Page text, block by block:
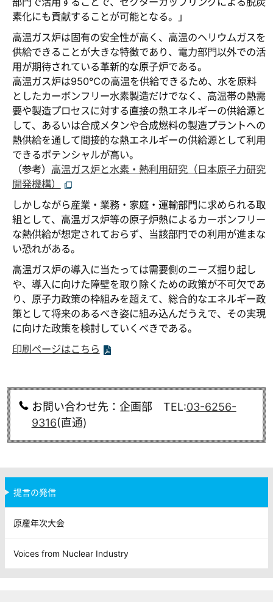
素化にも貢献することが可能となる。」
高温ガス炉は固有の安全性が高く、高温のヘリウムガスを
供給できることが大きな特徴であり、電力部門以外での活
用が期待されている革新的な原子炉である。
高温ガス炉は950℃の高温を供給できるため、水を原料
としたカーボンフリー水素製造だけでなく、高温帯の熱需
要や製造プロセスに対する直接の熱エネルギーの供給源と
して、あるいは合成メタンや合成燃料の製造プラントへの
熱供給を通して間接的な熱エネルギーの供給源として利用
できるポテンシャルが高い。
（参考） 高温ガス炉と水素・熱利用研究（日本原子力研究
開発機構）
しかしながら産業・業務・家庭・運輸部門に求められる取
組として、高温ガス炉等の原子炉熱によるカーボンフリー
な熱供給が想定されておらず、当該部門での利用が進まな
い恐れがある。
高温ガス炉の導入に当たっては需要側のニーズ掘り起し
や、導入に向けた障壁を取り除くための政策が不可欠であ
り、原子力政策の枠組みを超えて、総合的なエネルギー政
策として将来のあるべき姿に組み込んだうえで、その実現
に向けた政策を検討していくべきである。
印刷ページはこちら
お問い合わせ先：企画部 TEL:03-6256-
9316(直通)
提言の発信
原産年次大会
Voices from Nuclear Industry